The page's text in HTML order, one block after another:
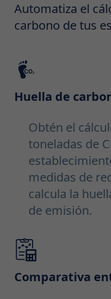
Automatiza el
carbono de tus
Huella de
Obtén el
toneladas de
medidas de
calcula la
de emisión.
Comparativa